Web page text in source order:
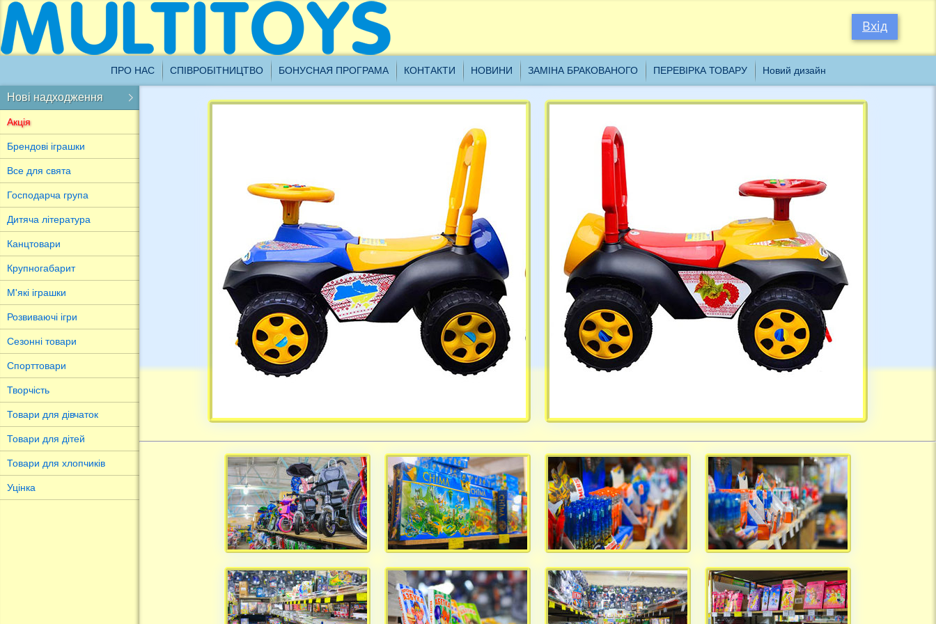
Вхід
ПРО НАС СПІВРОБІТНИЦТВО БОНУСНАЯ ПРОГРАМА КОНТАКТИ НОВИНИ ЗАМІНА БРАКОВАНОГО ПЕРЕВІРКА ТОВАРУ Новий дизайн
Нові надходження
Акція
Брендові іграшки
Все для свята
Господарча група
Дитяча література
Канцтовари
Крупногабарит
М'які іграшки
Розвиваючі ігри
Сезонні товари
Спорттовари
Творчість
Товари для дівчаток
Товари для дітей
Товари для хлопчиків
Уцінка
Шановні клієнти, наш склад проводить інвентаризацію з
18.01.2021 до 21.01.2021 включно, всі замовлення будуть